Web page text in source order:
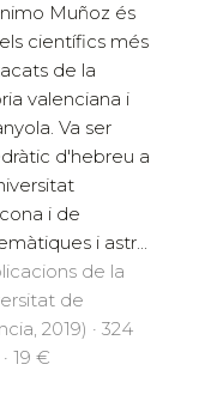
Muñoz és
científics més
de la
valenciana i
Va ser
d'hebreu a
i de
i astr...
de la
de
2019) · 324
19 €